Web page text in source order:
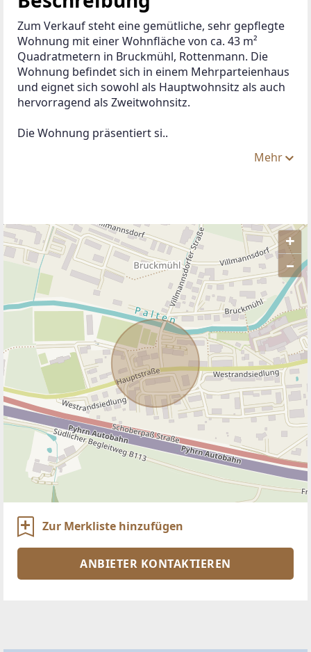
Zum Verkauf steht eine gemütliche, sehr gepflegte
Wohnung mit einer Wohnfläche von ca. 43 m²
Quadratmetern in Bruckmühl, Rottenmann. Die
Wohnung befindet sich in einem Mehrparteienhaus
und eignet sich sowohl als Hauptwohnsitz als auch
hervorragend als Zweitwohnsitz.
Die Wohnung präsentiert si..
Mehr
+
–
ANBIETER KONTAKTIEREN
Zur Merkliste hinzufügen
ANBIETER KONTAKTIEREN